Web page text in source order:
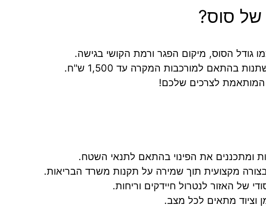
של סוס?
גודל הסוס, מיקום הפגר ורמת הקושי בגישה.
לצרכים שלכם!
ומתכננים את הפינוי בהתאם לתנאי השטח.
מקצועית תוך שמירה על תקנות משרד הבריאות.
של האזור לנטרול חיידקים וריחות.
וציוד מתאים לכל מצב.